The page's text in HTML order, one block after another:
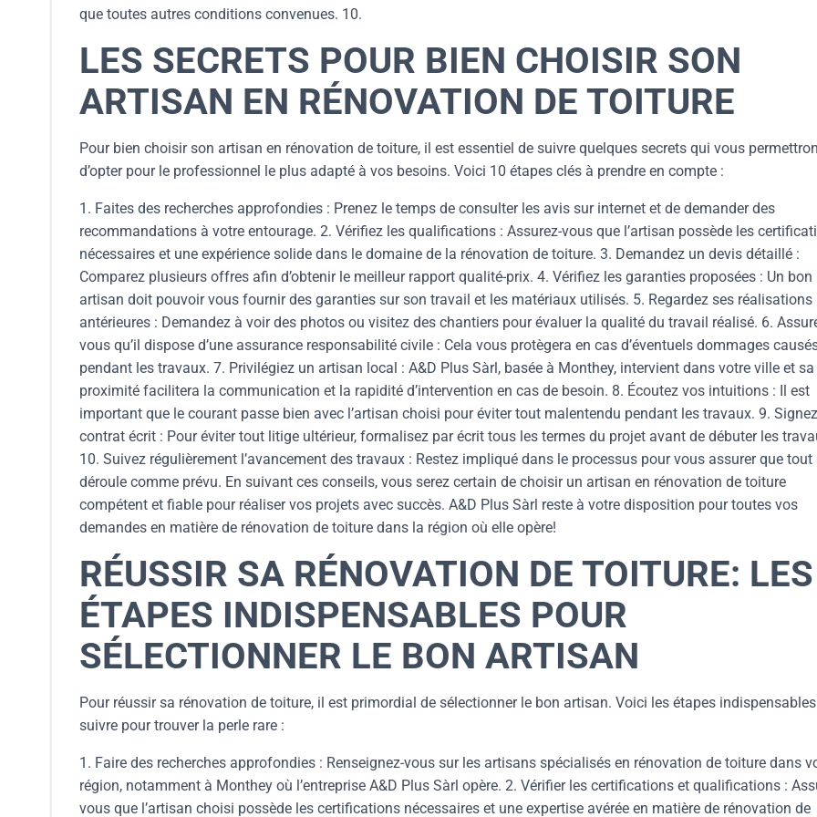
que toutes autres conditions convenues. 10.
LES SECRETS POUR BIEN CHOISIR SON
ARTISAN EN RÉNOVATION DE TOITURE
Pour bien choisir son artisan en rénovation de toiture, il est essentiel de suivre quelques secrets qui vous
d’opter pour le professionnel le plus adapté à vos besoins. Voici 10 étapes clés à prendre en compte :
1. Faites des recherches approfondies : Prenez le temps de consulter les avis sur internet et de demander des
recommandations à votre entourage. 2. Vérifiez les qualifications : Assurez-vous que l’artisan possède les
nécessaires et une expérience solide dans le domaine de la rénovation de toiture. 3. Demandez un devis détaillé :
Comparez plusieurs offres afin d’obtenir le meilleur rapport qualité-prix. 4. Vérifiez les garanties proposées : Un bon
artisan doit pouvoir vous fournir des garanties sur son travail et les matériaux utilisés. 5. Regardez ses réalisations
antérieures : Demandez à voir des photos ou visitez des chantiers pour évaluer la qualité du travail réalisé. 6.
vous qu’il dispose d’une assurance responsabilité civile : Cela vous protègera en cas d’éventuels dommages
pendant les travaux. 7. Privilégiez un artisan local : A&D Plus Sàrl, basée à Monthey, intervient dans votre ville et sa
proximité facilitera la communication et la rapidité d’intervention en cas de besoin. 8. Écoutez vos intuitions : Il est
important que le courant passe bien avec l’artisan choisi pour éviter tout malentendu pendant les travaux. 9.
contrat écrit : Pour éviter tout litige ultérieur, formalisez par écrit tous les termes du projet avant de débuter les
10. Suivez régulièrement l’avancement des travaux : Restez impliqué dans le processus pour vous assurer que tout
déroule comme prévu. En suivant ces conseils, vous serez certain de choisir un artisan en rénovation de toiture
compétent et fiable pour réaliser vos projets avec succès. A&D Plus Sàrl reste à votre disposition pour toutes vos
demandes en matière de rénovation de toiture dans la région où elle opère!
RÉUSSIR SA RÉNOVATION DE TOITURE: LES
ÉTAPES INDISPENSABLES POUR
SÉLECTIONNER LE BON ARTISAN
Pour réussir sa rénovation de toiture, il est primordial de sélectionner le bon artisan. Voici les étapes
suivre pour trouver la perle rare :
1. Faire des recherches approfondies : Renseignez-vous sur les artisans spécialisés en rénovation de toiture dans
région, notamment à Monthey où l’entreprise A&D Plus Sàrl opère. 2. Vérifier les certifications et qualifications :
vous que l’artisan choisi possède les certifications nécessaires et une expertise avérée en matière de rénovation de